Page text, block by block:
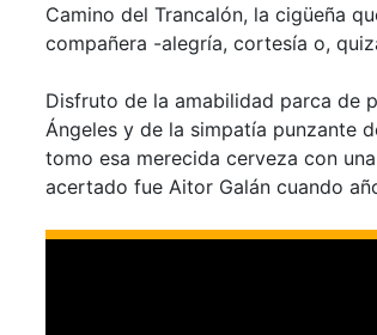
Camino del Trancalón, la cigüeña
compañera -alegría, cortesía o,
Disfruto de la amabilidad parca de
Ángeles y de la simpatía punzante
tomo esa merecida cerveza con
acertado fue Aitor Galán cuando